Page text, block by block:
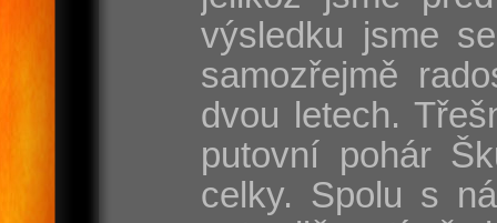
výsledku jsme
samozřejmě
dvou letech.
putovní pohár
celky. Spolu s